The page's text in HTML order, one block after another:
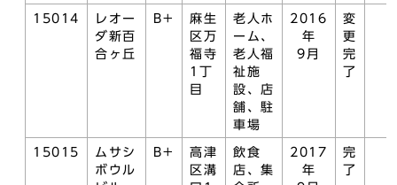
15014
レオー
ダ新百
合ヶ丘
B+
麻生
区万
福寺
1丁
目
老人ホ
ーム、
老人福
祉施
設、店
舗、駐
車場
2016
年
9月
変
更
完
了
15015
ムサシ
ボウル
B+
高津
区溝
飲食
店、集
2017
年
完
了